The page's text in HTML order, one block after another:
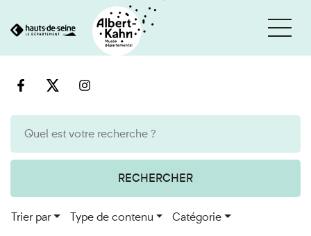
au
RECHERCHER
Trier par Type de contenu Catégorie
Cookies et traceurs utilisés sur ce site